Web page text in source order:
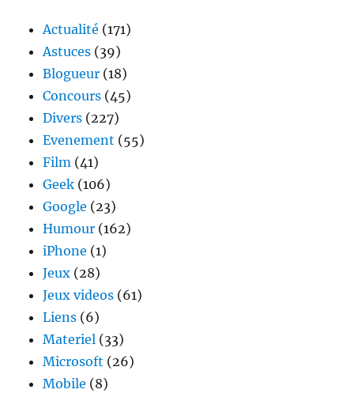
Happiness
Actualité (171)
Astuces (39)
Blogueur (18)
Concours (45)
Divers (227)
Evenement (55)
Film (41)
Geek (106)
Google (23)
Humour (162)
iPhone (1)
Jeux (28)
Jeux videos (61)
Liens (6)
Materiel (33)
Microsoft (26)
Mobile (8)